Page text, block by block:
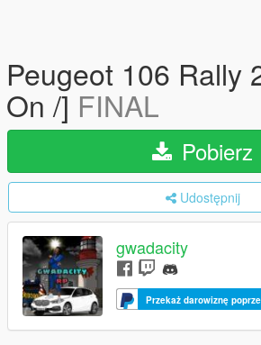
Peugeot 106 Rally
On /] FINAL
Pobierz
Udostępnij
gwadacity
Przekaż darowiznę